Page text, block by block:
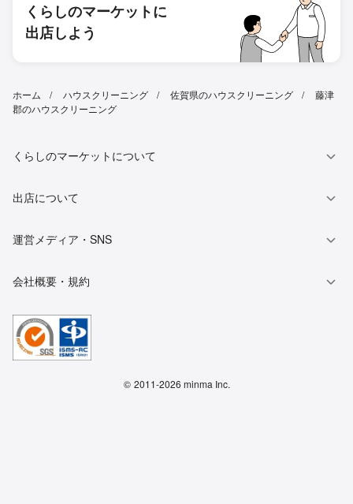
くらしのマーケットに
出店しよう
ホーム ハウスクリーニング 佐賀県のハウスクリーニング
藤津
郡のハウスクリーニング
くらしのマーケットについて
出店について
運営メディア・SNS
会社概要・規約
© 2011-2026 minma Inc.